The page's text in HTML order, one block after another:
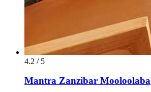
4.2 / 5
Mantra Zanzibar Mooloolaba